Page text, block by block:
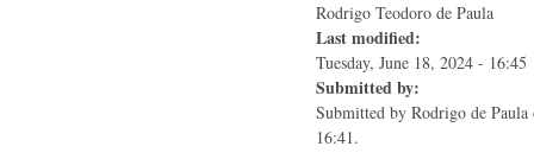
Rodrigo Teodoro de Paula
Last modified:
Tuesday, June 18, 2024 - 16:45
Submitted by:
Submitted by Rodrigo de Paula
16:41.